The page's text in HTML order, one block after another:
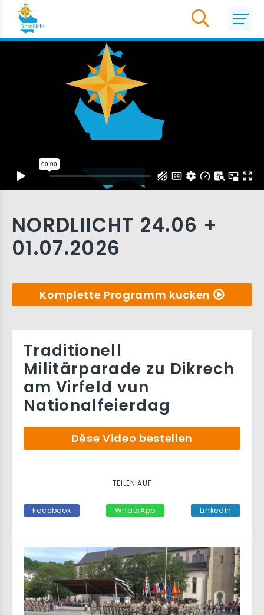
NORDLIICHT 24.06 +
01.07.2026
Komplette Programm kucken
Traditionell
Militärparade zu Dikrech
am Virfeld vun
Nationalfeierdag
Dëse Video bestellen
TEILEN AUF
Facebook WhatsApp LinkedIn